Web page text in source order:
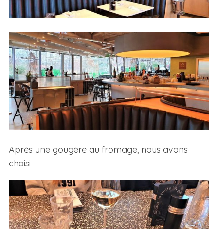
Après une gougère au fromage, nous avons
choisi